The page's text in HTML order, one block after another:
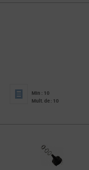
Min : 10
Mult. de : 10